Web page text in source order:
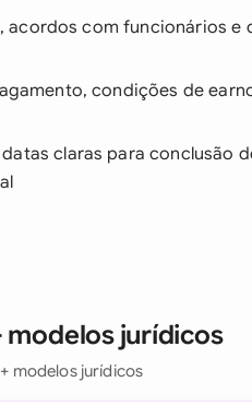
acordos com funcionários e
condições de
datas claras para conclusão
modelos jurídicos
modelos jurídicos